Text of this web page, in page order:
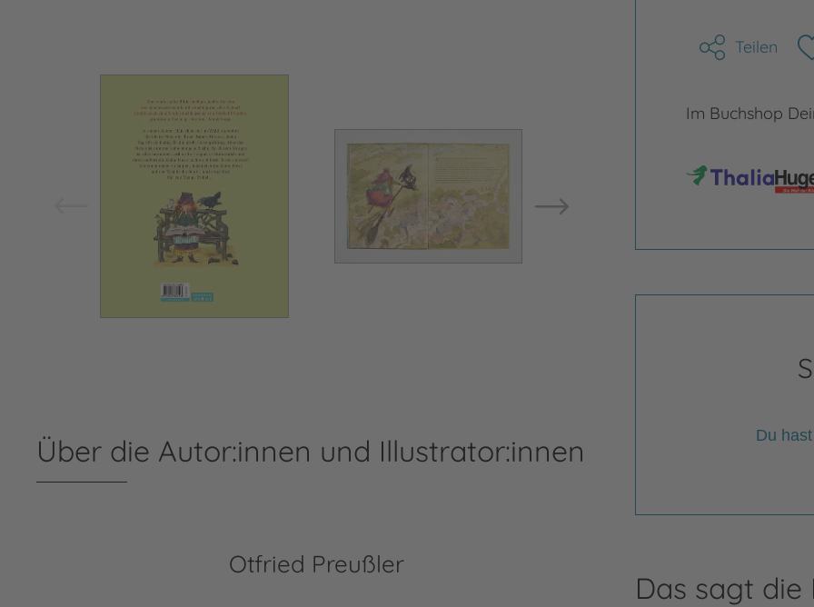
Teilen
Im Buchshop
Du
Über die Autor:innen und Illustrator:innen
Otfried Preußler
Das sagt die